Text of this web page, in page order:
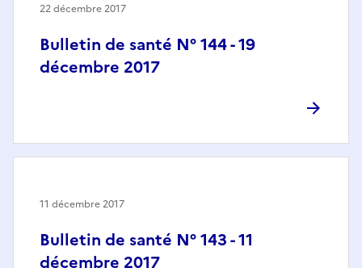
Bulletin de santé N° 144 - 19
décembre 2017
22 décembre 2017
Bulletin de santé N° 143 - 11
décembre 2017
11 décembre 2017